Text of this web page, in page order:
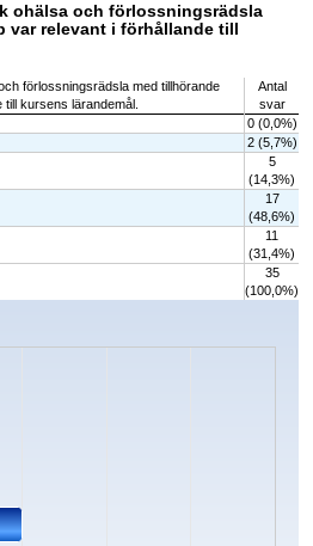
ohälsa och förlossningsrädsla
var relevant i förhållande till
förlossningsrädsla med tillhörande
kursens lärandemål.
Antal
svar
0 (0,0%)
2 (5,7%)
5
(14,3%)
17
(48,6%)
11
(31,4%)
35
(100,0%)